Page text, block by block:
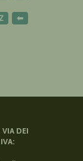
Z ⬅
VIA DEI